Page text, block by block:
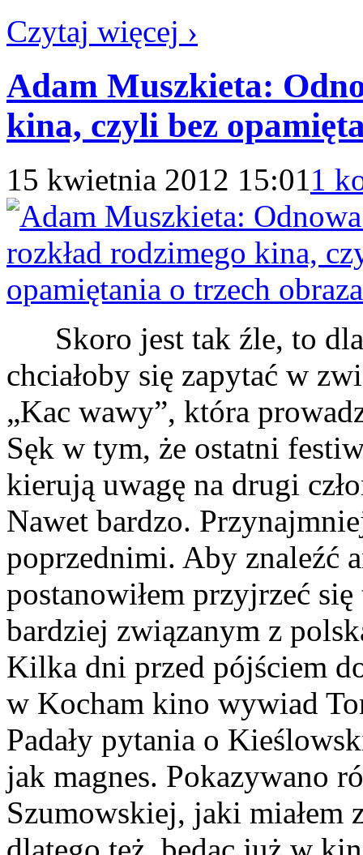
Czytaj więcej ›
Adam Muszkieta:
kina, czyli bez
15 kwietnia 2012 15:01 1
Skoro jest tak źle, to
chciałoby się zapytać w
„Kac wawy”, która
Sęk w tym, że ostatni
kierują uwagę na drugi
Nawet bardzo.
poprzednimi. Aby znaleźć
postanowiłem przyjrzeć
bardziej związanym z
Kilka dni przed pójściem
w Kocham kino wywiad
Padały pytania o
jak magnes. Pokazywano
Szumowskiej, jaki miałem